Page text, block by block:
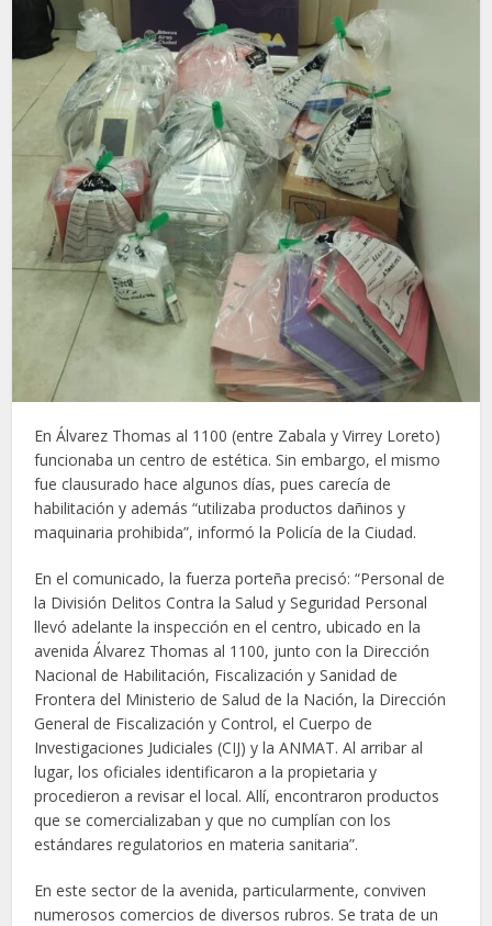
En Álvarez Thomas al 1100 (entre Zabala y Virrey Loreto)
funcionaba un centro de estética. Sin embargo, el mismo
fue clausurado hace algunos días, pues carecía de
habilitación y además “utilizaba productos dañinos y
maquinaria prohibida”, informó la Policía de la Ciudad.
En el comunicado, la fuerza porteña precisó: “Personal de
la División Delitos Contra la Salud y Seguridad Personal
llevó adelante la inspección en el centro, ubicado en la
avenida Álvarez Thomas al 1100, junto con la Dirección
Nacional de Habilitación, Fiscalización y Sanidad de
Frontera del Ministerio de Salud de la Nación, la Dirección
General de Fiscalización y Control, el Cuerpo de
Investigaciones Judiciales (CIJ) y la ANMAT. Al arribar al
lugar, los oficiales identificaron a la propietaria y
procedieron a revisar el local. Allí, encontraron productos
que se comercializaban y que no cumplían con los
estándares regulatorios en materia sanitaria”.
En este sector de la avenida, particularmente, conviven
numerosos comercios de diversos rubros. Se trata de un